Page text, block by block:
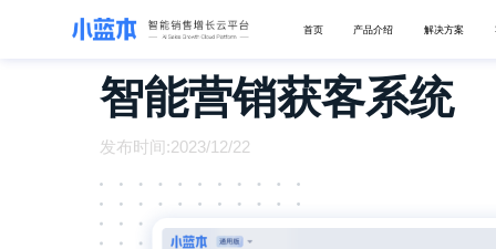
首页 产品介绍 解决方案
智能营销获客系统
发布时间:2023/12/22